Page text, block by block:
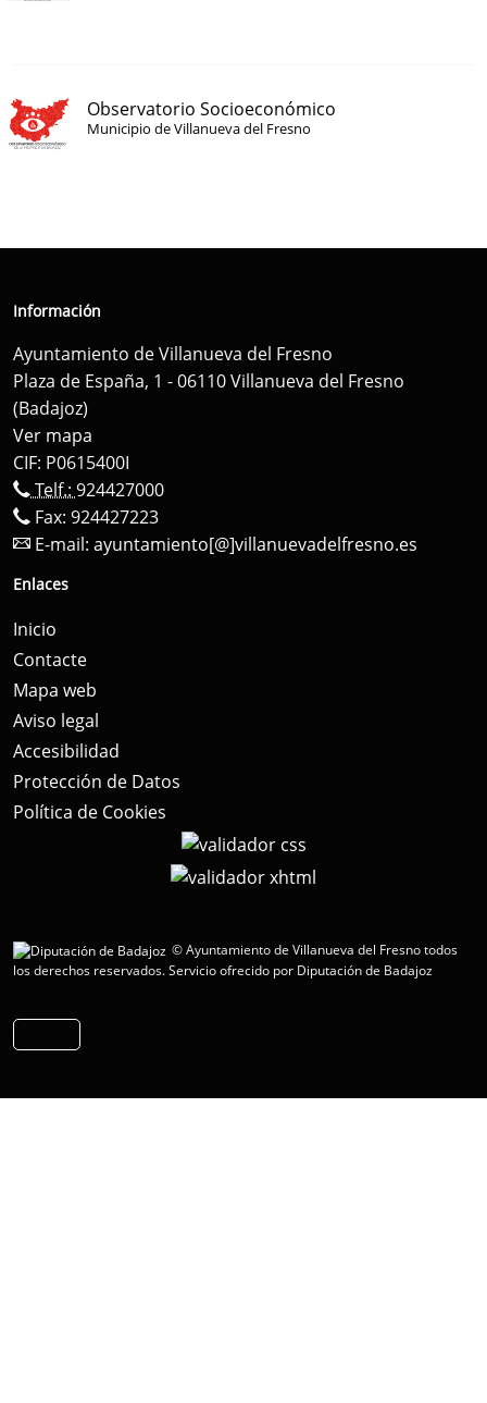
Observatorio Socioeconómico
Municipio de Villanueva del Fresno
Información
Ayuntamiento de Villanueva del Fresno
Plaza de España, 1 - 06110 Villanueva del Fresno
(Badajoz)
Ver mapa
CIF: P0615400I
Telf.: 924427000
Fax: 924427223
E-mail: ayuntamiento[@]villanuevadelfresno.es
Enlaces
Inicio
Contacte
Mapa web
Aviso legal
Accesibilidad
Protección de Datos
Política de Cookies
© Ayuntamiento de Villanueva del Fresno todos
los derechos reservados.Servicio ofrecido por Diputación de Badajoz